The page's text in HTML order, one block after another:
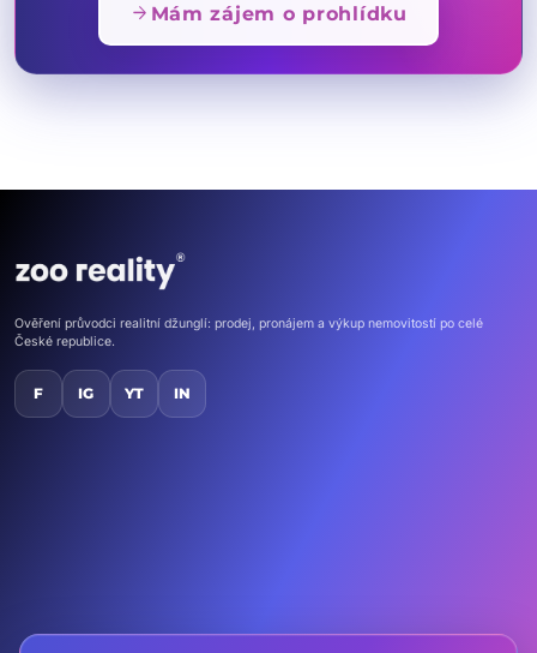
arrow_forward Mám zájem o prohlídku
Ověření průvodci realitní džunglí: prodej, pronájem a výkup nemovitostí po celé
České republice.
F IG YT IN